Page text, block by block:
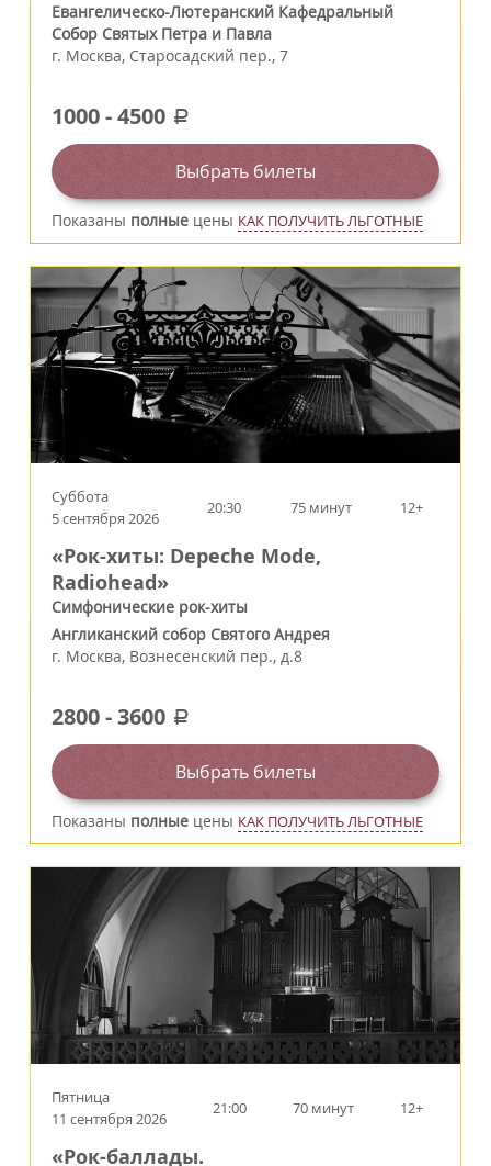
Евангелическо-Лютеранский Кафедральный
Собор Святых Петра и Павла
г. Москва, Старосадский пер., 7
1000-4500 a
Выбрать билеты
Показаны полные цены КАК ПОЛУЧИТЬ ЛЬГОТНЫЕ
Суббота
5 сентября 2026
20:30 75 минут 12+
«Рок-хиты: Depeche Mode,
Radiohead»
Симфонические рок-хиты
Англиканский собор Святого Андрея
г. Москва, Вознесенский пер., д.8
2800-3600 a
Выбрать билеты
Показаны полные цены КАК ПОЛУЧИТЬ ЛЬГОТНЫЕ
Пятница
11 сентября 2026
21:00 70 минут 12+
«Рок-баллады.